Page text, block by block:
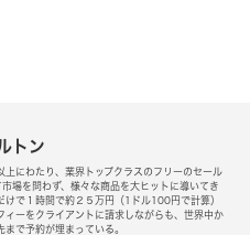
トン
上にわたり、業界トップクラスのフリーのセール
市場を問わず、様々な商品を大ヒットに導いてき
けで１時間で約２５万円（1ドル100円で計算）
ィーをクライアントに請求しながらも、世界中か
まで予約が埋まっている。